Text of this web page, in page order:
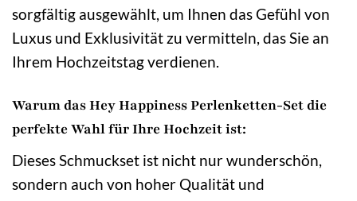
sorgfältig ausgewählt, um Ihnen das Gefühl von
Luxus und Exklusivität zu vermitteln, das Sie an
Ihrem Hochzeitstag verdienen.
Warum das Hey Happiness Perlenketten-Set die
perfekte Wahl für Ihre Hochzeit ist:
Dieses Schmuckset ist nicht nur wunderschön,
sondern auch von hoher Qualität und